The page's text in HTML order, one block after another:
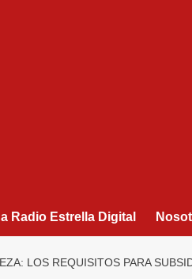
Radio Estrella Digital
LOS REQUISITOS PARA